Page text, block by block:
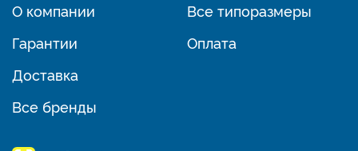
О компании
Гарантии
Доставка
Все бренды
Все типоразмеры
Оплата